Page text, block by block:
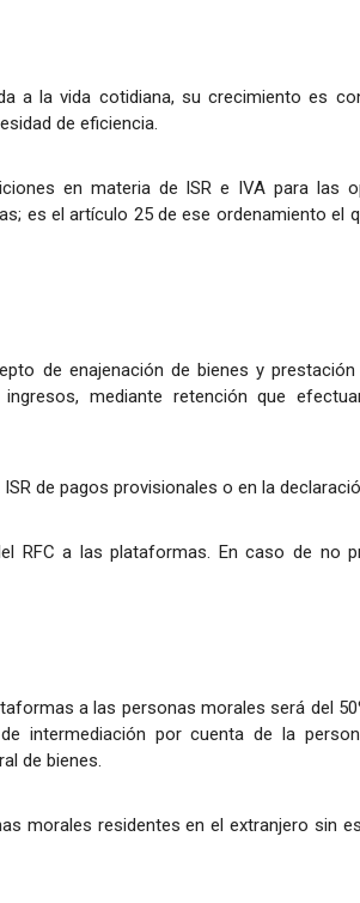
a la vida cotidiana, su crecimiento es
de eficiencia.
en materia de ISR e IVA para las
es el artículo 25 de ese ordenamiento el
de enajenación de bienes y
mediante retención que
de pagos provisionales o en la
RFC a las plataformas. En caso de no
a las personas morales será del
intermediación por cuenta de la
de bienes.
morales residentes en el extranjero sin